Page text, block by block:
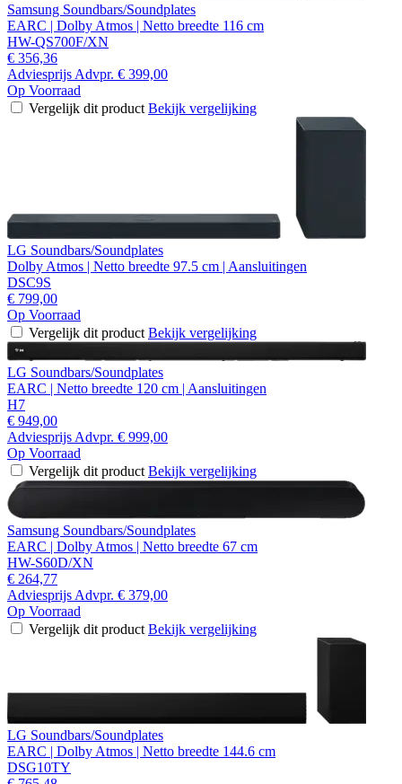
Samsung Soundbars/Soundplates
EARC | Dolby Atmos | Netto breedte 116 cm
HW-QS700F/XN
€ 356,36
Adviesprijs Advpr. € 399,00
Op Voorraad
Vergelijk dit product Bekijk vergelijking
LG Soundbars/Soundplates
Dolby Atmos | Netto breedte 97.5 cm | Aansluitingen
DSC9S
€ 799,00
Op Voorraad
Vergelijk dit product Bekijk vergelijking
LG Soundbars/Soundplates
EARC | Netto breedte 120 cm | Aansluitingen
H7
€ 949,00
Adviesprijs Advpr. € 999,00
Op Voorraad
Vergelijk dit product Bekijk vergelijking
Samsung Soundbars/Soundplates
EARC | Dolby Atmos | Netto breedte 67 cm
HW-S60D/XN
€ 264,77
Adviesprijs Advpr. € 379,00
Op Voorraad
Vergelijk dit product Bekijk vergelijking
LG Soundbars/Soundplates
EARC | Dolby Atmos | Netto breedte 144.6 cm
DSG10TY